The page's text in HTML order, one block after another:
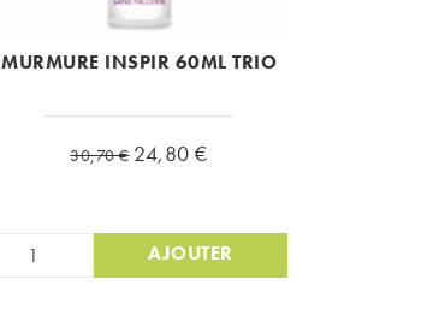
MURMURE INSPIR 60ML TRIO
Prix de base
30,70 € Prix
24,80 €
AJOUTER